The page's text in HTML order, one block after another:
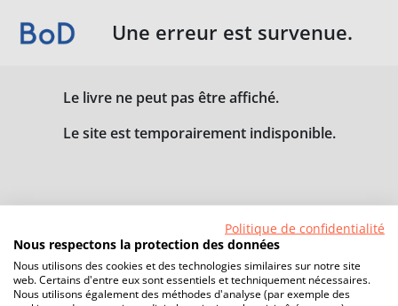
Une erreur est survenue.
Le livre ne peut pas être affiché.
Le site est temporairement indisponible.
Politique de confidentialité
Nous respectons la protection des données
Nous utilisons des cookies et des technologies similaires sur notre site
web. Certains d'entre eux sont essentiels et techniquement nécessaires.
Nous utilisons également des méthodes d'analyse (par exemple des